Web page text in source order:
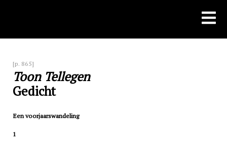
[p. 865]
Toon Tellegen
Gedicht
Een voorjaarswandeling
1